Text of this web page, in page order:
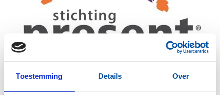
Toestemming Details Over
We doen dit in samenwerking met Stichting Present
Deze stichting heeft als doel een brug te slaan tussen